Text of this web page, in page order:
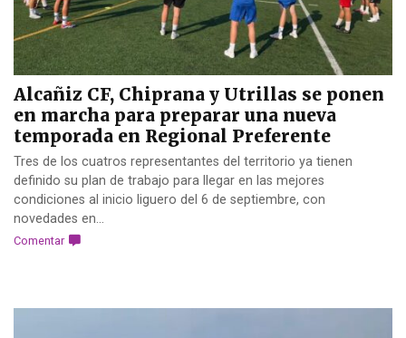
Alcañiz CF, Chiprana y Utrillas se ponen
en marcha para preparar una nueva
temporada en Regional Preferente
Tres de los cuatros representantes del territorio ya tienen
definido su plan de trabajo para llegar en las mejores
condiciones al inicio liguero del 6 de septiembre, con
novedades en...
Comentar